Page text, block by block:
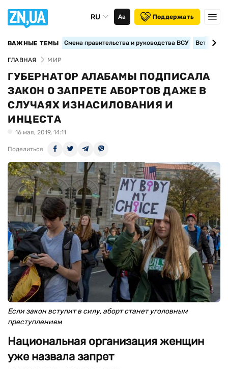
RU Аа Поддержать
ВАЖНЫЕ ТЕМЫ Смена правительства и руководства ВСУ
ГЛАВНАЯ МИР
ГУБЕРНАТОР АЛАБАМЫ ПОДПИСАЛА
ЗАКОН О ЗАПРЕТЕ АБОРТОВ ДАЖЕ В
СЛУЧАЯХ ИЗНАСИЛОВАНИЯ И
ИНЦЕСТА
16 мая, 2019, 14:11
Поделиться
Если закон вступит в силу, аборт станет уголовным
преступлением
Национальная организация женщин
уже назвала запрет